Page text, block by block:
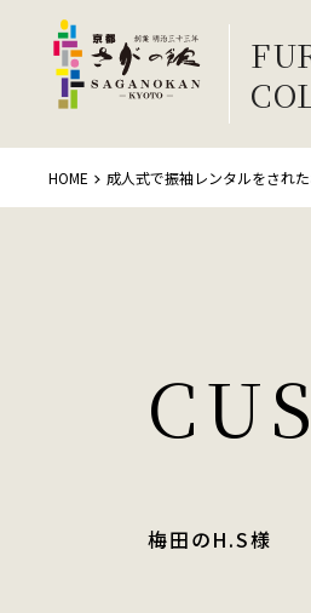
HOME 成人式で振袖レンタルをされ
梅田のH.S様